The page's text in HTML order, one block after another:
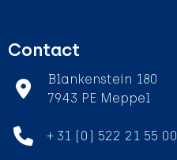
Contact
Blankenstein 180
7943 PE Meppel
+ 31 (0) 522 21 55 00